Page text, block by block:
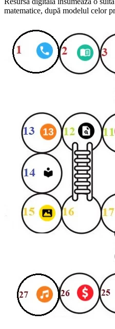
matematice, după modelul celor